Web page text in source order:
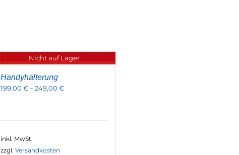
Nicht auf Lager
Handyhalterung
199,00 €–249,00 €
inkl. MwSt.
zzgl. Versandkosten